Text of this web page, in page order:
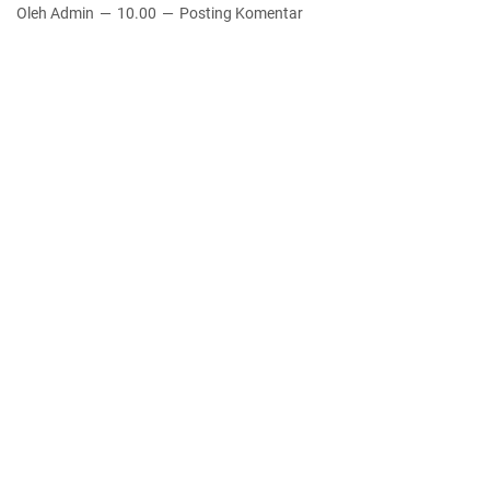
Oleh Admin 10.00 Posting Komentar